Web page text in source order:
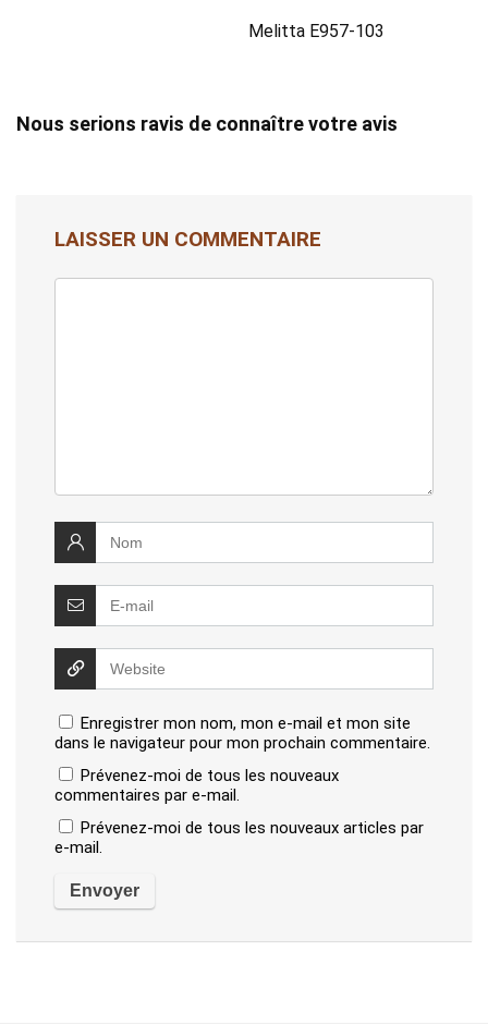
Melitta E957-103
Nous serions ravis de connaître votre avis
LAISSER UN COMMENTAIRE
Enregistrer mon nom, mon e-mail et mon site
dans le navigateur pour mon prochain commentaire.
Prévenez-moi de tous les nouveaux
commentaires par e-mail.
Prévenez-moi de tous les nouveaux articles par
e-mail.